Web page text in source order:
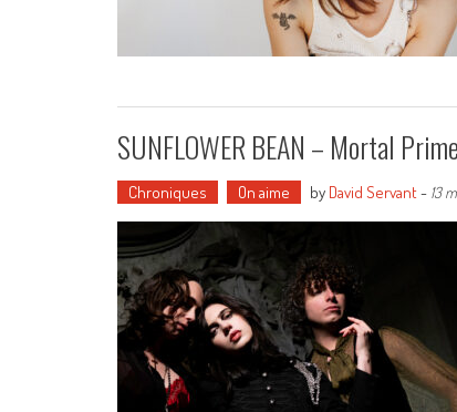
SUNFLOWER BEAN – Mortal
Chroniques On aime by David Servant- 13